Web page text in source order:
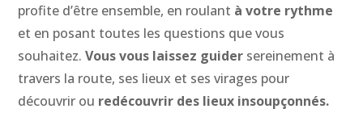
profite d’être ensemble, en roulant à votre rythme
et en posant toutes les questions que vous
souhaitez.Vous vous laissez guider sereinement à
travers la route, ses lieux et ses virages pour
découvrir ou redécouvrir des lieux insoupçonnés.